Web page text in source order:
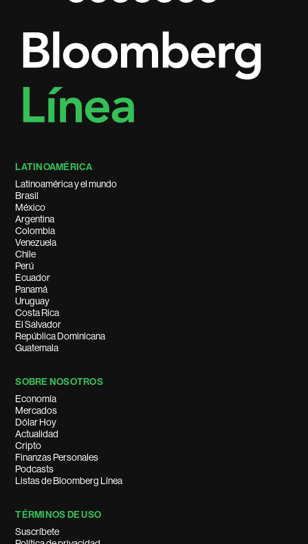
LATINOAMÉRICA
Latinoamérica y el mundo
Brasil
México
Argentina
Colombia
Venezuela
Chile
Perú
Ecuador
Panamá
Uruguay
Costa Rica
El Salvador
República Dominicana
Guatemala
SOBRE NOSOTROS
Economía
Mercados
Dólar Hoy
Actualidad
Cripto
Finanzas Personales
Podcasts
Listas de Bloomberg Línea
TÉRMINOS DE USO
Suscríbete